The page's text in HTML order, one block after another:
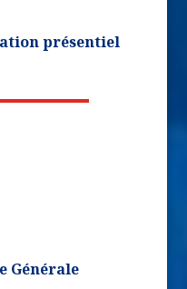
présentiel
Générale